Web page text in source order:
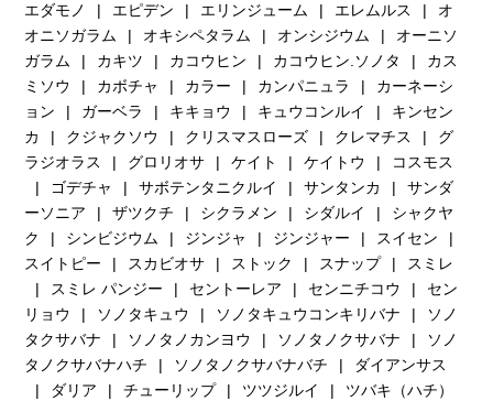
エダモノ
エピデン エリンジューム エレムルス
オ
オニソガラム
オキシペタラム オンシジウム
オーニソ
ガラム
カキツ カコウヒン カコウヒン.ソノタ
カス
ミソウ
カボチャ カラー カンパニュラ
カーネーシ
ョン
ガーベラ キキョウ キュウコンルイ
キンセン
カ
クジャクソウ クリスマスローズ クレマチス
グ
ラジオラス
グロリオサ ケイト ケイトウ
コスモス
ゴデチャ
サボテンタニクルイ サンタンカ
サンダ
ーソニア
ザツクチ シクラメン シダルイ
シャクヤ
ク
シンビジウム ジンジャ ジンジャー
スイセン
スイトピー
スカビオサ ストック スナップ
スミレ
スミレ パンジー
セントーレア センニチコウ
セン
リョウ
ソノタキュウ ソノタキュウコンキリバナ
ソノ
タクサバナ
ソノタノカンヨウ ソノタノクサバナ
ソノ
タノクサバナハチ
ソノタノクサバナバチ
ダイアンサス
ダリア
チューリップ ツツジルイ
ツバキ（ハチ）